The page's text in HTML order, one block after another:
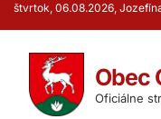
štvrtok, 06.08.2026,
Obec
Oficiálne